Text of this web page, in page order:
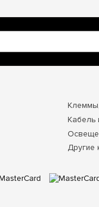
Кабель
Другие